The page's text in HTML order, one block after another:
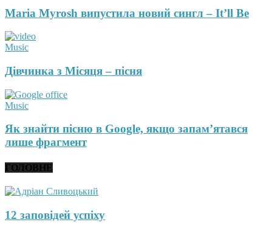
Maria Myrosh випустила новий сингл – It’ll Be
Music
Дівчинка з Місяця – пісня
Music
Як знайти пісню в Google, якщо запам’ятався
лише фрагмент
ГОЛОВНЕ
12 заповідей успіху